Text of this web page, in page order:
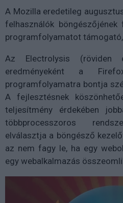
A Mozilla eredetileg
felhasználók
programfolyamatot támogató,
Az Electrolysis (röviden
eredményeként a
programfolyamatra bontja
A fejlesztésnek
teljesítmény érdekében
többprocesszoros
elválasztja a böngésző
az nem fagy le, ha egy
egy webalkalmazás